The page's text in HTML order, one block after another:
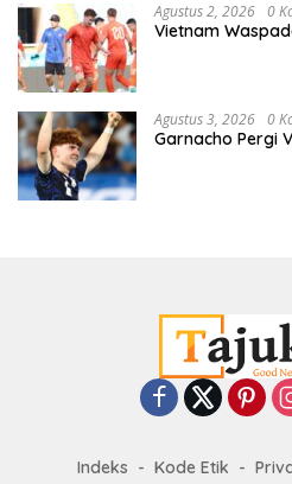
Agustus 2, 2026 0
Vietnam
Agustus 3, 2026 0
Garnacho Pergi
Indeks Kode Etik